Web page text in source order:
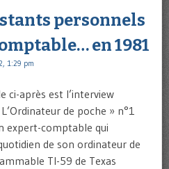
personnels
en 1981
1:29 pm
ci-après est l’interview
de poche » n°1
expert-comptable qui
de son ordinateur de
TI-59 de Texas